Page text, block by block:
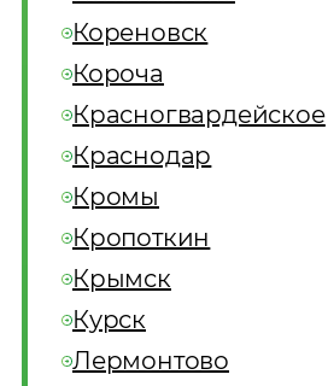
Кореновск
Короча
Красногвардейское
Краснодар
Кромы
Кропоткин
Крымск
Курск
Лермонтово